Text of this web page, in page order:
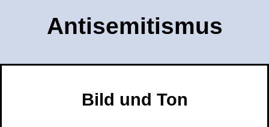
Antisemitismus
Bild und Ton